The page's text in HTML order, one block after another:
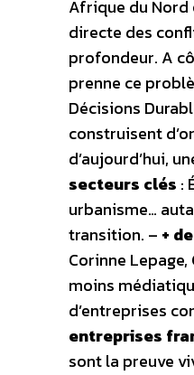
Afrique du Nord
directe des
profondeur. A
prenne ce
Décisions
construisent
d’aujourd’hui,
secteurs clés :
urbanisme…
transition. – +
Corinne
moins
d’entreprises
entreprises
sont la preuve